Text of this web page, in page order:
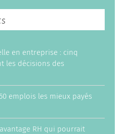
en entreprise : cinq
les décisions des
emplois les mieux payés
RH qui pourrait